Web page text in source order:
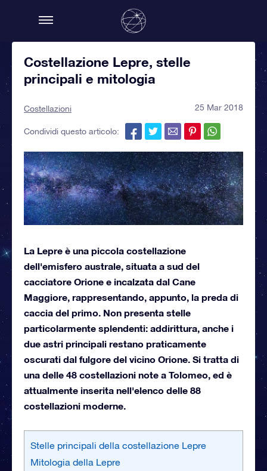
Costellazione Lepre, stelle
principali e mitologia
Costellazioni 25 Mar 2018
Condividi questo articolo:
La Lepre è una piccola costellazione
dell'emisfero australe, situata a sud del
cacciatore Orione e incalzata dal Cane
Maggiore, rappresentando, appunto, la preda di
caccia del primo. Non presenta stelle
particolarmente splendenti: addirittura, anche i
due astri principali restano praticamente
oscurati dal fulgore del vicino Orione. Si tratta di
una delle 48 costellazioni note a Tolomeo, ed è
attualmente inserita nell'elenco delle 88
costellazioni moderne.
Stelle principali della costellazione Lepre
Mitologia della Lepre